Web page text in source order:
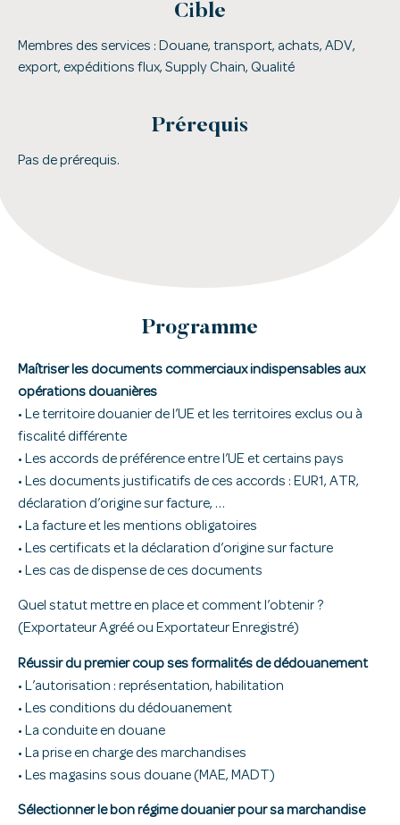
Cible
Membres des services : Douane, transport, achats, ADV,
export, expéditions flux, Supply Chain, Qualité
Prérequis
Pas de prérequis.
Programme
Maîtriser les documents commerciaux indispensables aux
opérations douanières
• Le territoire douanier de l’UE et les territoires exclus ou à
fiscalité différente
• Les accords de préférence entre l’UE et certains pays
• Les documents justificatifs de ces accords : EUR1, ATR,
déclaration d’origine sur facture, …
• La facture et les mentions obligatoires
• Les certificats et la déclaration d’origine sur facture
• Les cas de dispense de ces documents
Quel statut mettre en place et comment l’obtenir ?
(Exportateur Agréé ou Exportateur Enregistré)
Réussir du premier coup ses formalités de dédouanement
• L’autorisation : représentation, habilitation
• Les conditions du dédouanement
• La conduite en douane
• La prise en charge des marchandises
• Les magasins sous douane (MAE, MADT)
Sélectionner le bon régime douanier pour sa marchandise